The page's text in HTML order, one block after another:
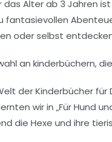
das Alter ab 3 Jahren
fantasievollen
oder selbst
der Kinderbücher für
wir in „Für Hund
die Hexe und ihre